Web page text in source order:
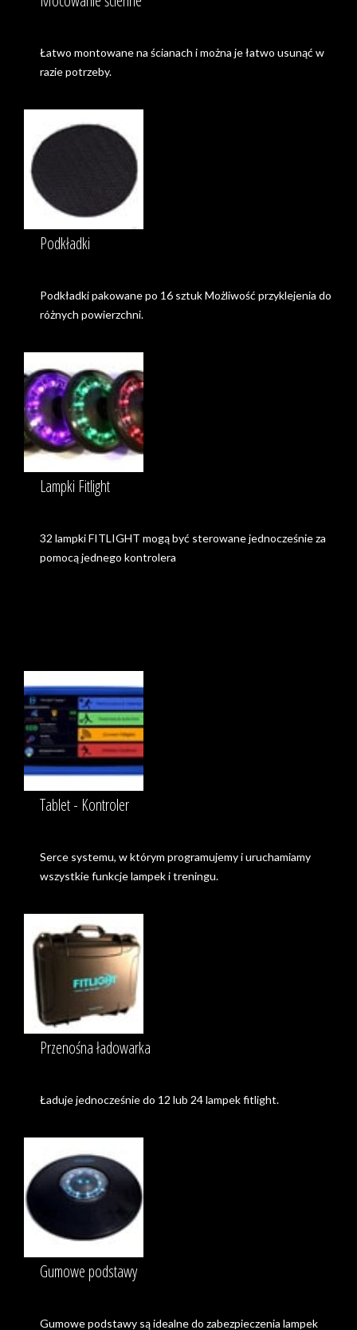
Łatwo montowane na ścianach i można je łatwo usunąć w
razie potrzeby.
Podkładki
Podkładki pakowane po 16 sztuk Możliwość przyklejenia do
różnych powierzchni.
Lampki Fitlight
32 lampki FITLIGHT mogą być sterowane jednocześnie za
pomocą jednego kontrolera
Tablet - Kontroler
Serce systemu, w którym programujemy i uruchamiamy
wszystkie funkcje lampek i treningu.
Przenośna ładowarka
Ładuje jednocześnie do 12 lub 24 lampek fitlight.
Gumowe podstawy
Gumowe podstawy są idealne do zabezpieczenia lampek